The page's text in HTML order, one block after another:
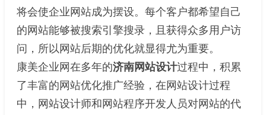
将会使企业网站成为摆设。每个客户都希望自己
的网站能够被搜索引擎搜录，且获得众多用户访
问，所以网站后期的优化就显得尤为重要。
康美企业网在多年的济南网站设计过程中，积累
了丰富的网站优化推广经验，在网站设计过程
中，网站设计师和网站程序开发人员对网站的代